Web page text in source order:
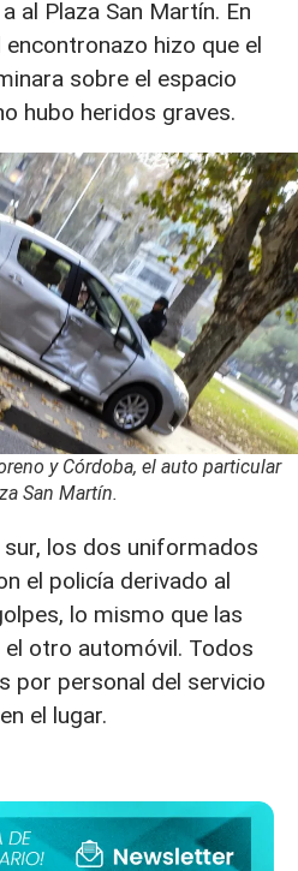
al Plaza San Martín. En
hizo que el
sobre el espacio
hubo heridos graves.
y Córdoba, el auto particular
San Martín.
sur, los dos uniformados
el policía derivado al
lo mismo que las
otro automóvil. Todos
por personal del servicio
el lugar.